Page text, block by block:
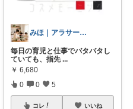
みほ｜アラサー主婦｜共働き｜2児育児中
毎日の育児と仕事でバタバタし
ていても、指先 ...
￥ 6,680
0 0 5
コレ いいね